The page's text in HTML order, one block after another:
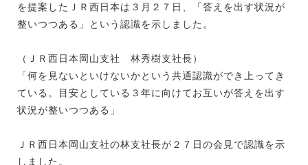
を提案したＪＲ西日本は３月２７日、「答えを出す状況が
整いつつある」という認識を示しました。
（ＪＲ西日本岡山支社 林秀樹支社長）
「何を見ないといけないかという共通認識ができ上ってき
ている。目安としている３年に向けてお互いが答えを出す
状況が整いつつある」
ＪＲ西日本岡山支社の林支社長が２７日の会見で認識を示
しました。